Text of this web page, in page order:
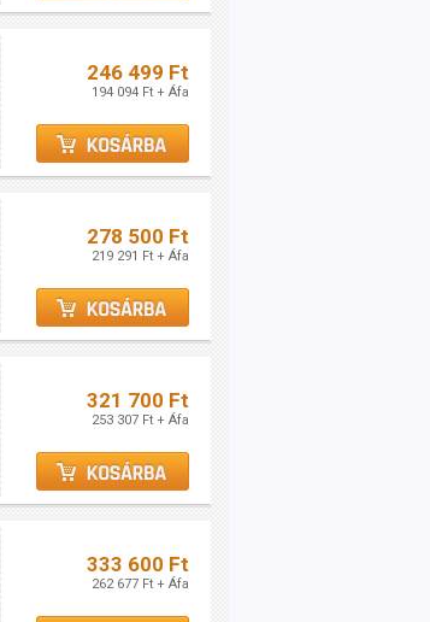
246 499 Ft
194 094 Ft + Áfa
278 500 Ft
219 291 Ft + Áfa
321 700 Ft
253 307 Ft + Áfa
333 600 Ft
262 677 Ft + Áfa